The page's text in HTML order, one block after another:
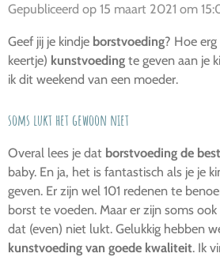
Gepubliceerd op 15 maart 2021 om
Geef jij je kindje borstvoeding? Hoe
keertje) kunstvoeding te geven aan je
ik dit weekend van een moeder.
soms lukt het gewoon niet
Overal lees je dat borstvoeding de
baby. En ja, het is fantastisch als je je
geven. Er zijn wel 101 redenen te
borst te voeden. Maar er zijn soms
dat (even) niet lukt. Gelukkig hebben
kunstvoeding van goede kwaliteit. Ik